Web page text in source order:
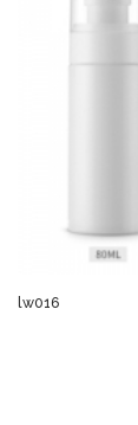
lw016